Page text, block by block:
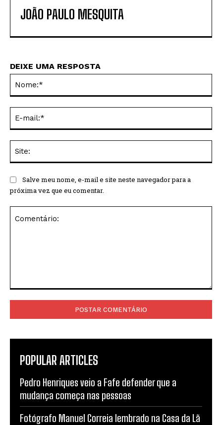
JOÃO PAULO MESQUITA
DEIXE UMA RESPOSTA
Salve meu nome, e-mail e site neste navegador para a
próxima vez que eu comentar.
POPULAR ARTICLES
Pedro Henriques veio a Fafe defender que a
mudança começa nas pessoas
Fotógrafo Manuel Correia lembrado na Casa da Lã